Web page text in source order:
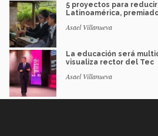
5 proyectos para
Latinoamérica,
Asael Villanueva
La educación será
visualiza rector del Tec
Asael Villanueva